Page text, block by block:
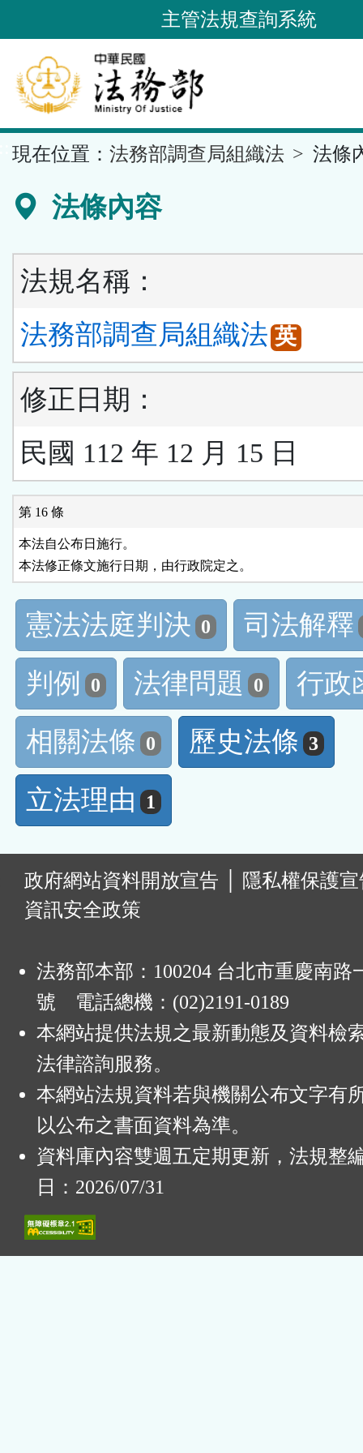
到
要
內
容
區
主管法規查詢系統
現在位置： 法務部調查局組織法 法條
法條內容
法規名稱：
法務部調查局組織法 英
修正日期：
民國 112 年 12 月 15 日
第 16 條
本法自公布日施行。
本法修正條文施行日期，由行政院定之。
憲法法庭判決 0
司法解釋
判例
0 法律問題 0
行政
相關法條 0 歷史法條 3
立法理由 1
政府網站資料開放宣告
隱私權保護
資訊安全政策
法務部本部：100204 台北市重慶南路
號 電話總機：(02)2191-0189
本網站提供法規之最新動態及資料檢
法律諮詢服務。
本網站法規資料若與機關公布文字有
以公布之書面資料為準。
資料庫內容雙週五定期更新，法規整
日：2026/07/31